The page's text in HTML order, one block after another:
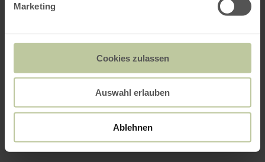
Marketing
Cookies zulassen
Auswahl erlauben
Ablehnen